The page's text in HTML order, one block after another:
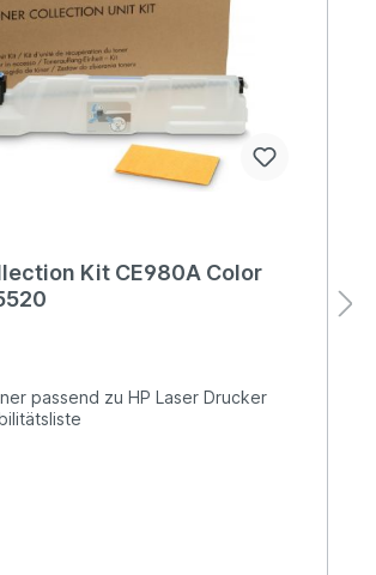
Kit CE980A Color
passend zu HP Laser Drucker